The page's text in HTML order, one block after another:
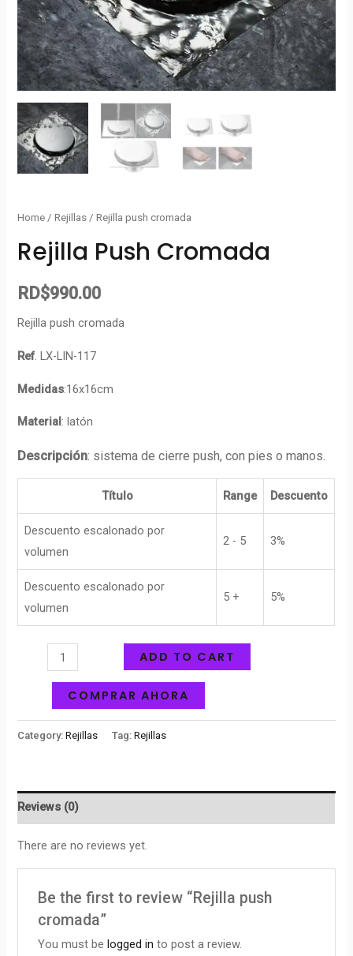
Home /Rejillas / Rejilla push cromada
Rejilla Push Cromada
RD$990.00
Rejilla push cromada
Ref. LX-LIN-117
Medidas:16x16cm
Material: latón
Descripción: sistema de cierre push, con pies o manos.
Título Range Descuento
Descuento escalonado por
volumen
2 - 5 3%
Descuento escalonado por
volumen
5 + 5%
ADD TO CART
COMPRAR AHORA
Category:Rejillas Tag:Rejillas
Reviews (0)
There are no reviews yet.
Be the first to review “Rejilla push
cromada”
You must be logged in to post a review.